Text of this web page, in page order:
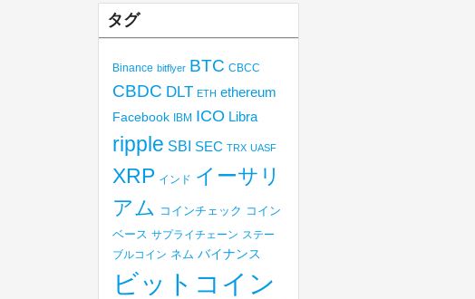
タグ
Binance bitflyer BTC CBCC
CBDC DLT ETH ethereum
Facebook IBM ICO Libra
ripple SBI SEC TRX UASF
XRP インド イーサリ
アム コインチェック コイン
ベース サプライチェーン ステー
ブルコイン ネム バイナンス
ビットコイン